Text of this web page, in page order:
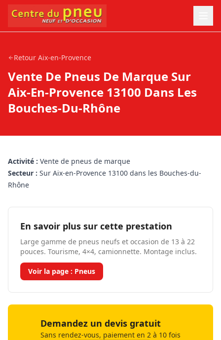
Retour Aix-en-Provence
Vente De Pneus De Marque Sur
Aix-En-Provence 13100 Dans Les
Bouches-Du-Rhône
Activité : Vente de pneus de marque
Secteur : Sur Aix-en-Provence 13100 dans les Bouches-du-
Rhône
En savoir plus sur cette prestation
Large gamme de pneus neufs et occasion de 13 à 22
pouces. Tourisme, 4×4, camionnette. Montage inclus.
Voir la page : Pneus
Demandez un devis gratuit
Sans rendez-vous, paiement en 2 à 10 fois